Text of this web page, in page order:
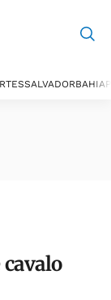
SALVADORBAHIA